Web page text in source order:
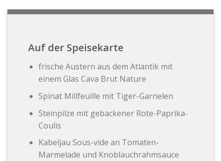
Auf der Speisekarte
frische Austern aus dem Atlantik mit
einem Glas Cava Brut Nature
Spinat Millfeuille mit Tiger-Garnelen
Steinpilze mit gebackener Rote-Paprika-
Coulis
Kabeljau Sous-vide an Tomaten-
Marmelade und Knoblauchrahmsauce